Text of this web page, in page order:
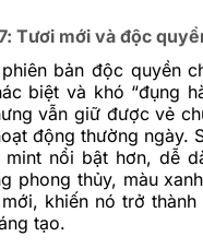
Tươi mới và độc
bản độc quyền
biệt và khó “đụng
vẫn giữ được vẻ
động thường ngày.
nổi bật hơn, dễ
phong thủy, màu
khiến nó trở
tạo.